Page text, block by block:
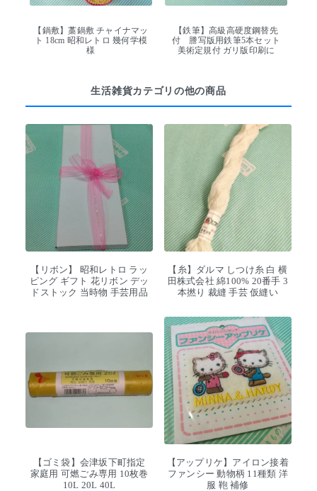
【鍋敷】藁鍋敷 チャイナマッ
ト 18cm 昭和レトロ 幾何学模
様
【鉄筆】高級高硬度鋼替先
付 謄写版用鉄筆5本セット
美術定規付 ガリ版印刷に
生活雑貨カテゴリの他の商品
【リボン】 昭和レトロ ラッ
ピング ギフト 花リボン デッ
ドストック 当時物 手芸用品
【糸】ダルマ しつけ糸 白 横
田株式会社 綿100% 20番手 3
本撚り 裁縫 手芸 仮縫い
【ゴミ袋】会津坂下町指定
家庭用 可燃ごみ専用 10枚巻
10L 20L 40L
【アップリケ】アイロン接着
ファンシー 動物柄 11種類 洋
服 鞄 補修